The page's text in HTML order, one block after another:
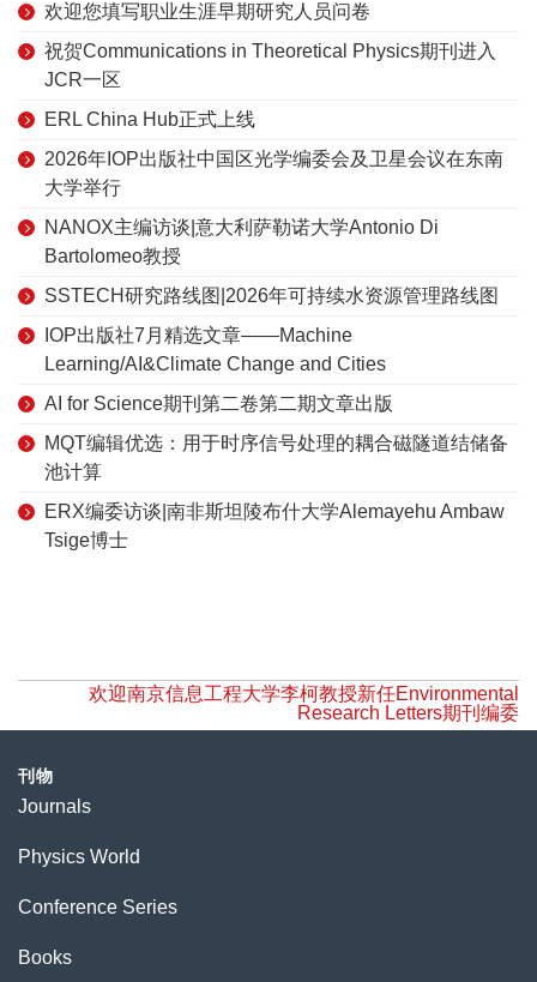
欢迎您填写职业生涯早期研究人员问卷
祝贺Communications in Theoretical Physics期刊进入
JCR一区
ERL China Hub正式上线
2026年IOP出版社中国区光学编委会及卫星会议在东南
大学举行
NANOX主编访谈|意大利萨勒诺大学Antonio Di
Bartolomeo教授
SSTECH研究路线图|2026年可持续水资源管理路线图
IOP出版社7月精选文章——Machine
Learning/AI&Climate Change and Cities
AI for Science期刊第二卷第二期文章出版
MQT编辑优选：用于时序信号处理的耦合磁隧道结储备
池计算
ERX编委访谈|南非斯坦陵布什大学Alemayehu Ambaw
Tsige博士
欢迎南京信息工程大学李柯教授新任Environmental
Research Letters期刊编委
刊物
Journals
Physics World
Conference Series
Books